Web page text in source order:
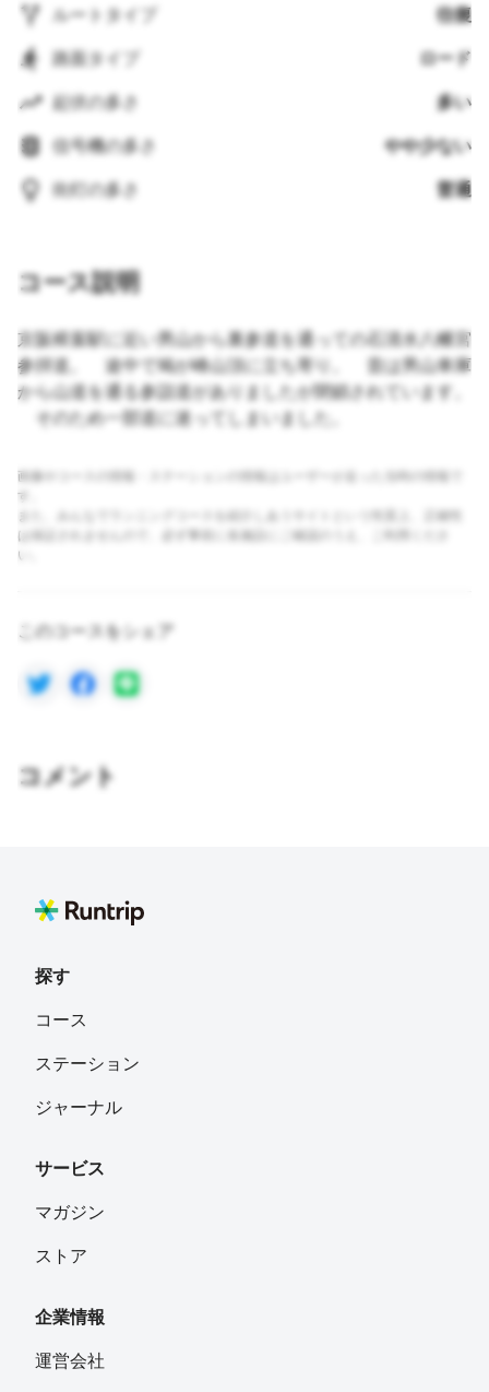
ルートタイプ 往復
路面タイプ ロード
起伏の多さ 多い
信号機の多さ やや少ない
街灯の多さ 普通
コース説明
京阪樟葉駅に近い男山から裏参道を通っての石清水八幡宮
参拝道。 途中で鳩が峰山頂に立ち寄り。 昔は男山車庫
から山道を通る参詣道がありましたが閉鎖されています。
そのため一部道に迷ってしまいました。
画像やコースの情報・ステーションの情報はユーザーが走った当時の情報で
す。
また、みんなでランニングコースを紹介しあうサイトという性質上、正確性
は保証されませんので、必ず事前に各施設にご確認のうえ、ご利用くださ
い。
このコースをシェア
コメント
探す
コース
ステーション
ジャーナル
サービス
マガジン
ストア
企業情報
運営会社